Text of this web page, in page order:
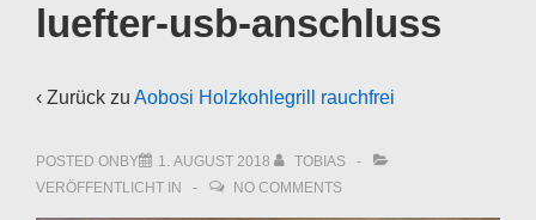
luefter-usb-anschluss
‹ Zurück zu Aobosi Holzkohlegrill rauchfrei
POSTED ONBY 1. AUGUST 2018
TOBIAS
VERÖFFENTLICHT IN
NO COMMENTS